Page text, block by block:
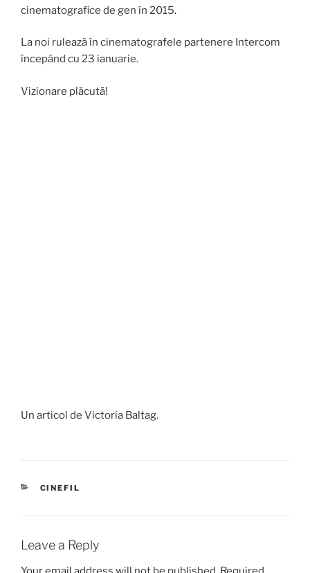
cinematografice de gen în 2015.
La noi rulează în cinematografele partenere Intercom
începând cu 23 ianuarie.
Vizionare plăcută!
Un articol de Victoria Baltag.
CATEGORIES
CINEFIL
Leave a Reply